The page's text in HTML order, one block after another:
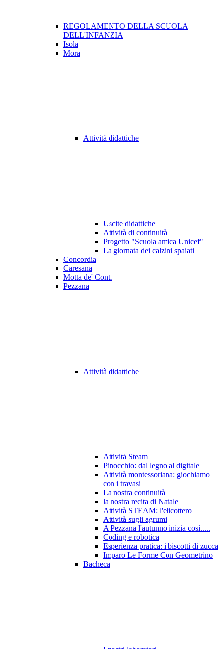
REGOLAMENTO DELLA SCUOLA
DELL'INFANZIA
Isola
Mora
Attività didattiche
Uscite didattiche
Attività di continuità
Progetto "Scuola amica Unicef"
La giornata dei calzini spaiati
Concordia
Caresana
Motta de' Conti
Pezzana
Attività didattiche
Attività Steam
Pinocchio: dal legno al digitale
Attività montessoriana: giochiamo
con i travasi
La nostra continuità
la nostra recita di Natale
Attività STEAM: l'elicottero
Attività sugli agrumi
A Pezzana l'autunno inizia così.....
Coding e robotica
Esperienza pratica: i biscotti di zucca
Imparo Le Forme Con Geometrino
Bacheca